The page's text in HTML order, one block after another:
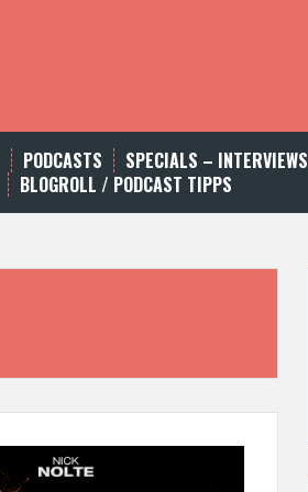
PODCASTS SPECIALS – INTERVIEWS
BLOGROLL / PODCAST TIPPS